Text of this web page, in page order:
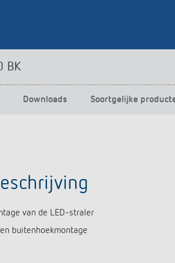
BK
Downloads Soortgelijke
van de LED-straler
buitenhoekmontage